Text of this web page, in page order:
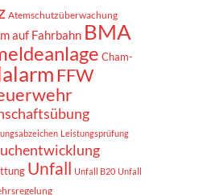
Atemschutzüberwachung
auf Fahrbahn BMA
Cham-
FFW
Leistungsprüfung
Unfall Unfall B20 Unfall